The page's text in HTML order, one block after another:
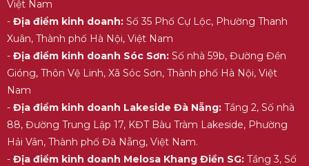
khác trên thị trường.
Máy được làm hoàn toàn từ chất liệu nhựa BPA-
free và kim loại không gỉ. Rất chắc chắn và có độ
bền cao. Đồng thời vẫn đảm bảo an toàn cho
thực phẩm và sức khỏe.
6. Thông số kỹ thuật Máy ép nhanh
Uniblend SS-01
Tên sản phẩm: Máy ép trái cây / máy ép
nhanh
Việt Nam
- Địa điểm kinh doanh:Số 35 Phố Cự Lộc, Phường Thanh
Xuân, Thành phố Hà Nội, Việt Nam
- Địa điểm kinh doanh Sóc Sơn:Số nhà 59b, Đường Đền
Gióng, Thôn Vệ Linh, Xã Sóc Sơn, Thành phố Hà Nội, Việt
Nam
- Địa điểm kinh doanh Lakeside Đà Nẵng:Tầng 2, Số nhà
88, Đường Trung Lập 17, KĐT Bàu Tràm Lakeside, Phường
Hải Vân, Thành phố Đà Nẵng, Việt Nam.
- Địa điểm kinh doanh Melosa Khang Điền SG:Tầng 3, Số